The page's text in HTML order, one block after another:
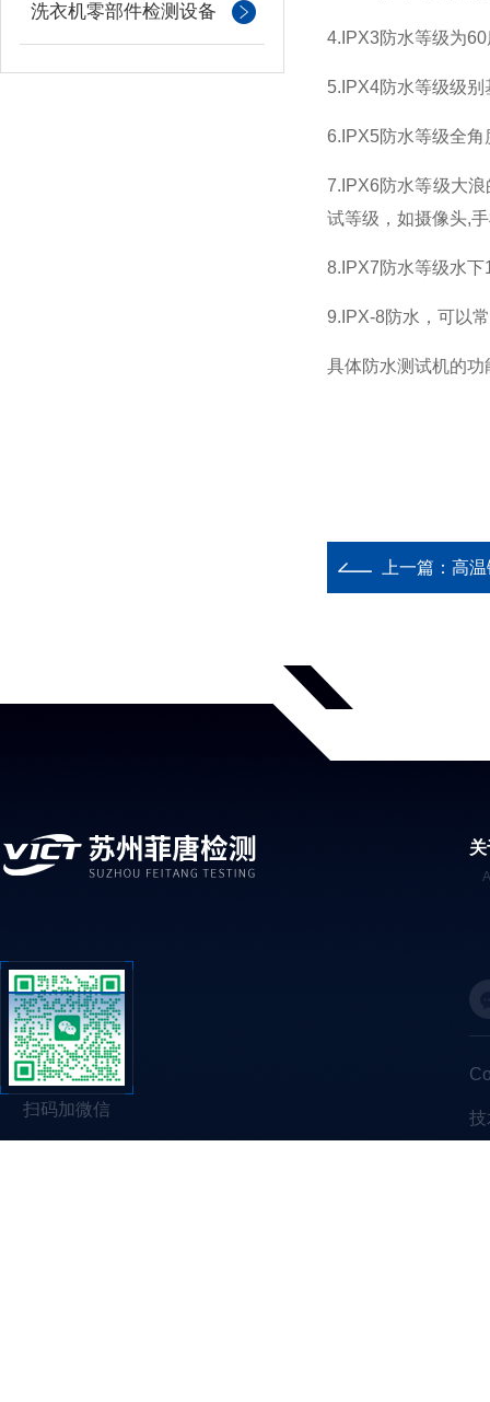
洗衣机零部件检测设备
4.IPX3防水等级为60
5.IPX4防水等级级别
6.IPX5防水等级全
7.IPX6防水等级大
试等级，如摄像头,
8.IPX7防水等级水下
9.IPX-8防水，可以
具体防水测试机的
上一篇： 高
扫码加微信 技